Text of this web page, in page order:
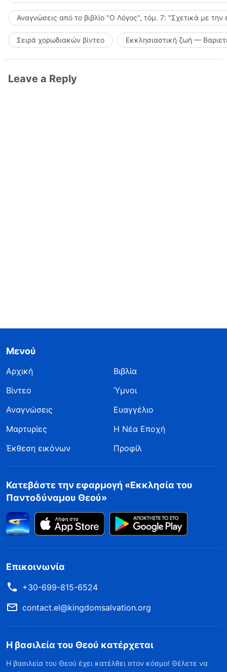
Αναγνώσεις από το βιβλίο "Ο Λόγος", τόμ. 7: "Σχετικά με την
Σειρά χορωδιακών βίντεο Εκκλησιαστική ζωή —
Leave a Reply
Μενού
Αρχική
Βιβλία
Βίντεο
Ύμνοι
Αναγνώσεις
Ευαγγέλιο
Μαρτυρίες
Η Νέα Εποχή
Έκθεση εικόνων
Προφίλ
Κατεβάστε την εφαρμογή «Εκκλησία του
Παντοδύναμου Θεού»
Επικοινωνία
+30-699-815-6524
contact.el@kingdomsalvation.org
Η βασιλεία του Θεού κατέρχεται
Η βασιλεία του Θεού έχει κατέλθει στον κόσμο! Θέλετε να